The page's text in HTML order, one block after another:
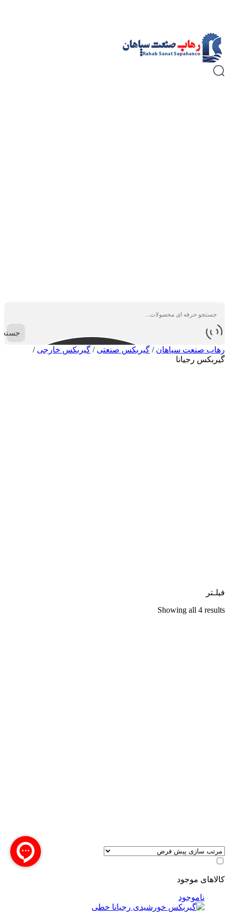
رهاب صنعت سپاهان / گیربکس صنعتی / گیربکس خارجی /
گیربکس رجیانا
فیلـتر
Showing all 4 results
کالاهای موجود
ناموجود